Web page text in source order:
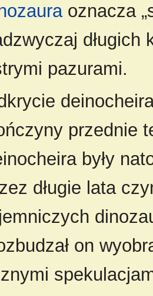
oznacza
pazurami.
przednie
były
długie lata
on